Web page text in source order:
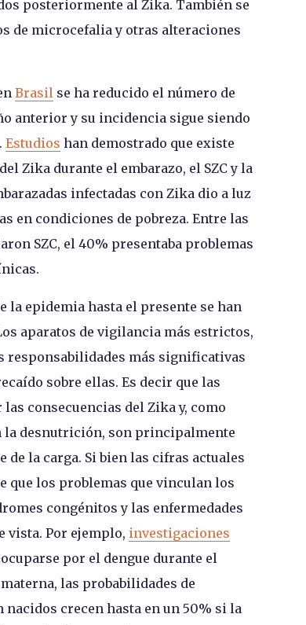
posteriormente al Zika. También se
de microcefalia y otras alteraciones
Brasilse ha reducido el número de
anterior y su incidencia sigue siendo
Estudios han demostrado que existe
Zika durante el embarazo, el SZC y la
infectadas con Zika dio a luz
en condiciones de pobreza. Entre las
SZC, el 40% presentaba problemas
la epidemia hasta el presente se han
aparatos de vigilancia más estrictos,
responsabilidades más significativas
sobre ellas. Es decir que las
consecuencias del Zika y, como
la desnutrición, son principalmente
la carga. Si bien las cifras actuales
que los problemas que vinculan los
congénitos y las enfermedades
vista. Por ejemplo, investigaciones
por el dengue durante el
las probabilidades de
crecen hasta en un 50% si la